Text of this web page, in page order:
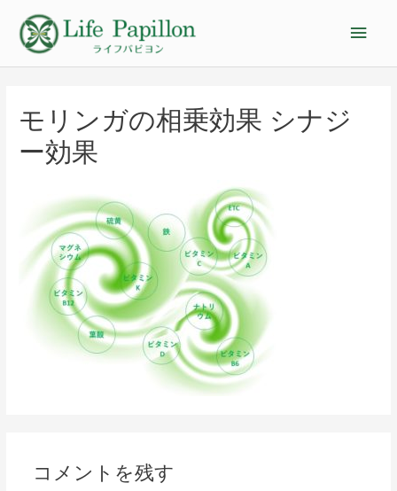
モリンガの相乗効果 シナジ
ー効果
コメントを残す